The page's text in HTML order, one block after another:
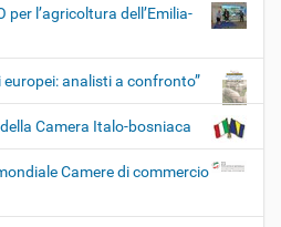
per l’agricoltura dell’Emilia-
europei: analisti a confronto”
Camera Italo-bosniaca
Camere di commercio